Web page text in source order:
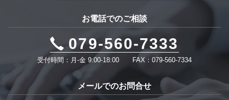
お電話でのご相談
079-560-7333
受付時間：月-金 9:00-18:00 FAX：079-560-7334
メールでのお問合せ